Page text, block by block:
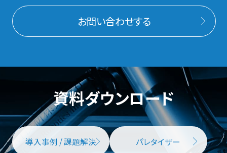
お問い合わせする
資料ダウンロード
導入事例 / 課題解決 パレタイザー